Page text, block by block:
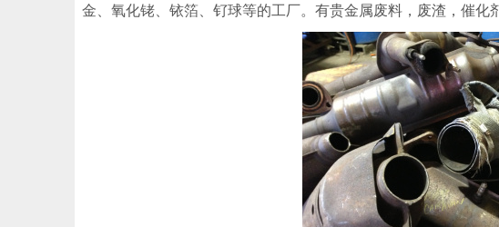
金、氧化铑、铱箔、钌球等的工厂。有贵金属废料，废渣，催化